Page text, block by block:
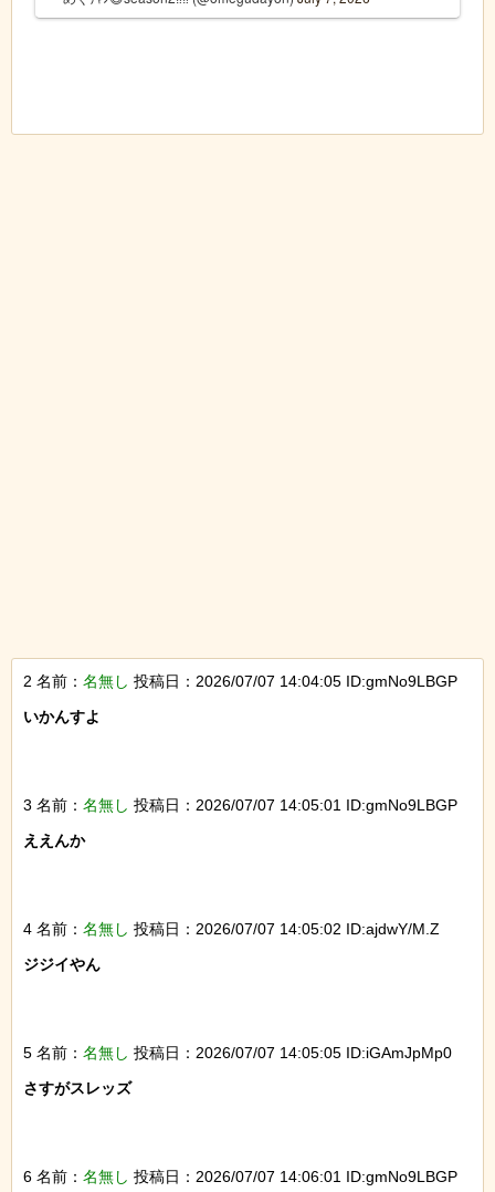
2 名前： 名無し 投稿日：2026/07/07 14:04:05 ID:gmNo9LBGP
いかんすよ
3 名前： 名無し 投稿日：2026/07/07 14:05:01 ID:gmNo9LBGP
ええんか
4 名前： 名無し 投稿日：2026/07/07 14:05:02 ID:ajdwY/M.Z
ジジイやん
5 名前： 名無し 投稿日：2026/07/07 14:05:05 ID:iGAmJpMp0
さすがスレッズ
6 名前： 名無し 投稿日：2026/07/07 14:06:01 ID:gmNo9LBGP